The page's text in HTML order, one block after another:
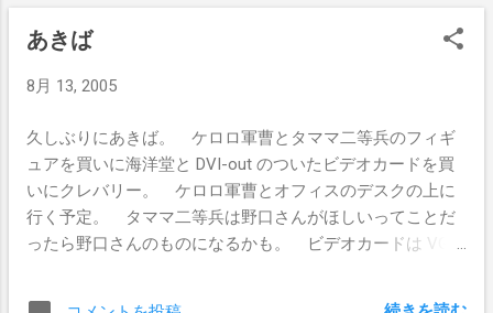
あきば
8月 13, 2005
久しぶりにあきば。 ケロロ軍曹とタママ二等兵のフィギ
ュアを買いに海洋堂と DVI-out のついたビデオカードを買
いにクレバリー。 ケロロ軍曹とオフィスのデスクの上に
行く予定。 タママ二等兵は野口さんがほしいってことだ
ったら野口さんのものになるかも。 ビデオカードは VGA